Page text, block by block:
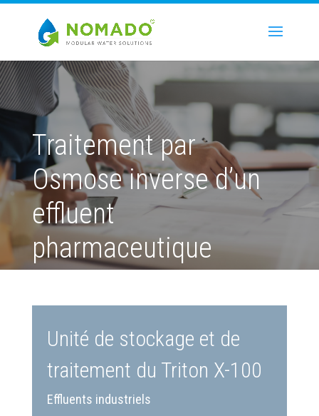
Traitement par
Osmose inverse d’un
effluent
pharmaceutique
Unité de stockage et de
traitement du Triton X-100
Effluents industriels